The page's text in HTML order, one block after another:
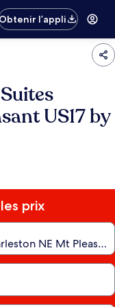
l’appli
US17 by
prix